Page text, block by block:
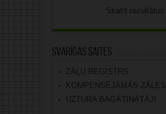
Skatīt rezultātus
Svarīgas saites
ZĀĻU REĢISTRS
KOMPENSĒJAMĀS ZĀLES
UZTURA BAGĀTINĀTĀJI